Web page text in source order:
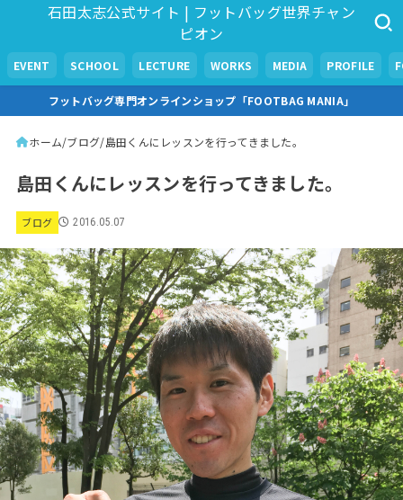
石田太志公式サイト | フットバッグ世界チャン
ピオン
EVENT SCHOOL LECTURE WORKS MEDIA PROFILE
フットバッグ専門オンラインショップ「FOOTBAG MANIA」
ホーム ブログ 島田くんにレッスンを行ってきました。
島田くんにレッスンを行ってきました。
ブログ 2016.05.07